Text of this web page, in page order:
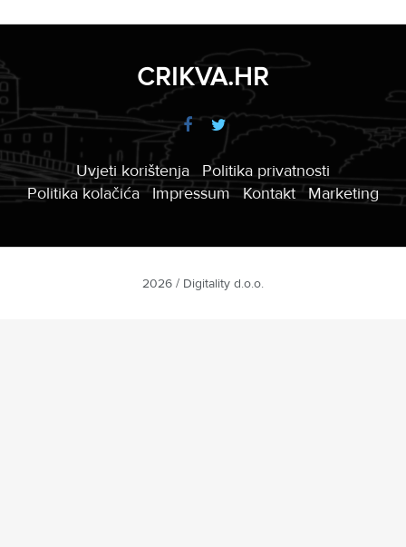
CRIKVA.HR
Uvjeti korištenja
Politika privatnosti
Politika kolačića
Impressum Kontakt Marketing
2026 / Digitality d.o.o.